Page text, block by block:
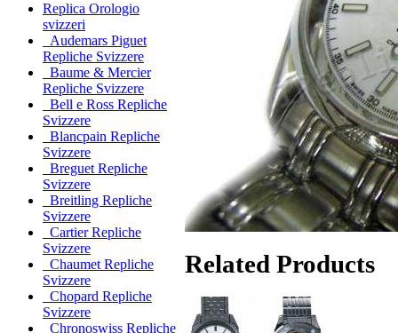
Replica Orologio
svizzeri
Audemars Piguet
Repliche Svizzere
Baume & Mercier
Repliche Svizzere
Bell e Ross Repliche
Svizzere
Blancpain Repliche
Svizzere
Breguet Repliche
Svizzere
Breitling Repliche
Svizzere
Cartier Repliche
Svizzere
Chaumet Repliche
Svizzere
Chopard Repliche
Svizzere
Chronoswiss Repliche
Related Products